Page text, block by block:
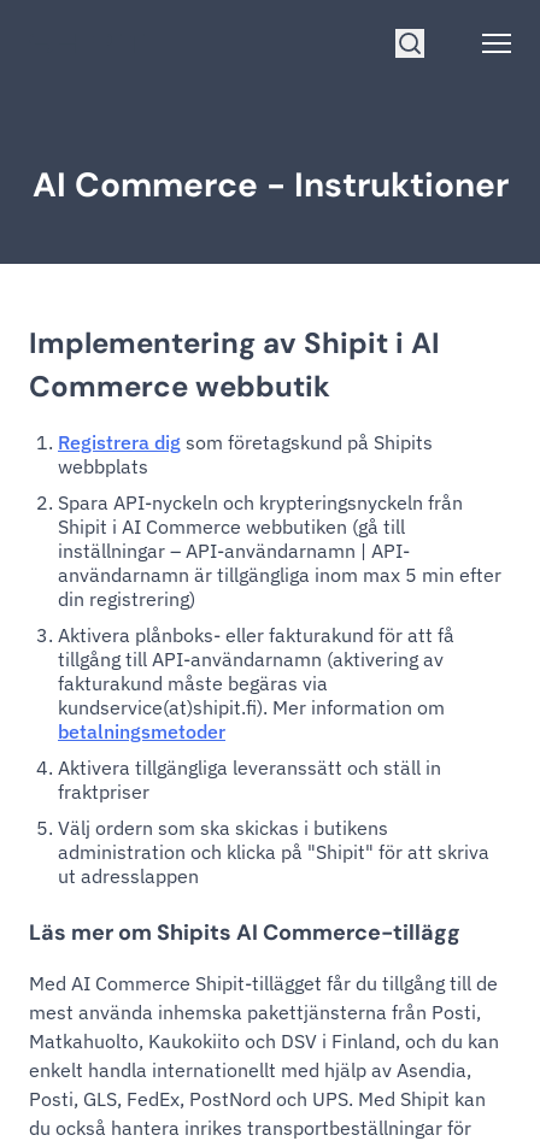
AI Commerce - Instruktioner
Implementering av Shipit i AI
Commerce webbutik
Registrera dig som företagskund på Shipits
webbplats
Spara API-nyckeln och krypteringsnyckeln från
Shipit i AI Commerce webbutiken (gå till
inställningar – API-användarnamn | API-
användarnamn är tillgängliga inom max 5 min efter
din registrering)
Aktivera plånboks- eller fakturakund för att få
tillgång till API-användarnamn (aktivering av
fakturakund måste begäras via
kundservice(at)shipit.fi). Mer information om
betalningsmetoder
Aktivera tillgängliga leveranssätt och ställ in
fraktpriser
Välj ordern som ska skickas i butikens
administration och klicka på "Shipit" för att skriva
ut adresslappen
Läs mer om Shipits AI Commerce-tillägg
Med AI Commerce Shipit-tillägget får du tillgång till de
mest använda inhemska pakettjänsterna från Posti,
Matkahuolto, Kaukokiito och DSV i Finland, och du kan
enkelt handla internationellt med hjälp av Asendia,
Posti, GLS, FedEx, PostNord och UPS. Med Shipit kan
du också hantera inrikes transportbeställningar för